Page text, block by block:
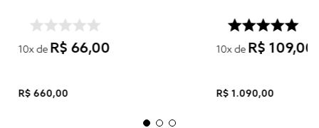
10x de R$ 66,00
R$ 660,00
10x de R$ 109,00
R$ 1.090,00